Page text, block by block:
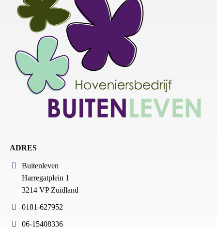
ADRES
Buitenleven
Harregatplein 1
3214 VP Zuidland
0181-627952
06-15408336